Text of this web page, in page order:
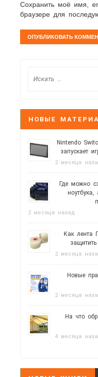
Сохранить моё имя,
браузере для
НОВЫЕ
Nintendo
запускает
2 месяца
Где можно
2 месяца назад
Как лента
2 месяца
Новые
2 месяца
На что
4 месяца